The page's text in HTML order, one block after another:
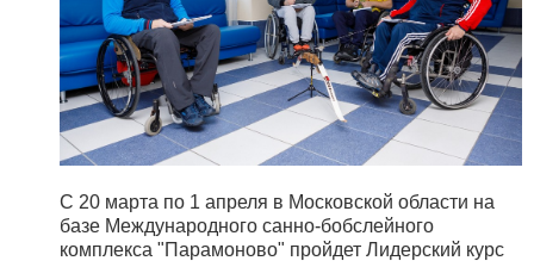
С 20 марта по 1 апреля в Московской области на
базе Международного санно-бобслейного
комплекса "Парамоново" пройдет Лидерский курс